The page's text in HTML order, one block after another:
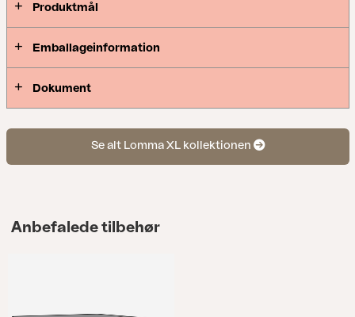
Produktmål
Emballageinformation
Dokument
Se alt Lomma XL kollektionen
Anbefalede tilbehør